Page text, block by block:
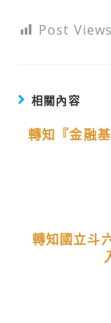
Post
相關內容
轉知『金融
轉知國立斗